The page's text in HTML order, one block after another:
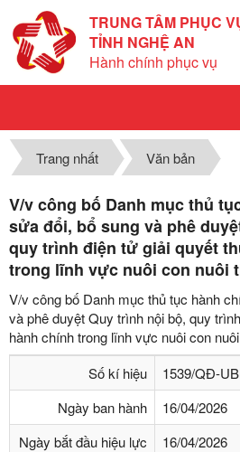
TRUNG TÂM PHỤC
TỈNH NGHỆ AN
Hành chính phục vụ
Trang nhất Văn bản
V/v công bố Danh mục thủ
sửa đổi, bổ sung và phê
quy trình điện tử giải quyết
trong lĩnh vực nuôi con nuôi
V/v công bố Danh mục thủ tục hành
và phê duyệt Quy trình nội bộ, quy
hành chính trong lĩnh vực nuôi con
Số kí hiệu
1539/QĐ-
Ngày ban hành
16/04/2026
Ngày bắt đầu hiệu lực
16/04/2026